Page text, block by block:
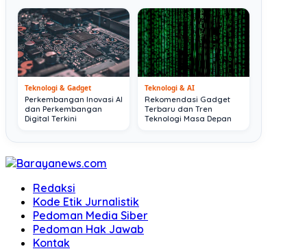
Teknologi & Gadget
Perkembangan Inovasi AI
dan Perkembangan
Digital Terkini
Teknologi & AI
Rekomendasi Gadget
Terbaru dan Tren
Teknologi Masa Depan
Redaksi
Kode Etik Jurnalistik
Pedoman Media Siber
Pedoman Hak Jawab
Kontak